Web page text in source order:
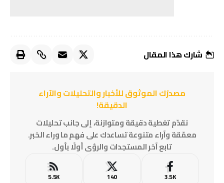
شارك هذا المقال
مصدرُك الموثوق للأخبار والتحليلات والآراء
الدقيقة!
نقدّم تغطية دقيقة ومتوازنة، إلى جانب تحليلات
معمّقة وآراء متنوعة تساعدك على فهم ما وراء الخبر.
تابع آخر المستجدات والرؤى أولًا بأول.
3.5K
140
5.5K